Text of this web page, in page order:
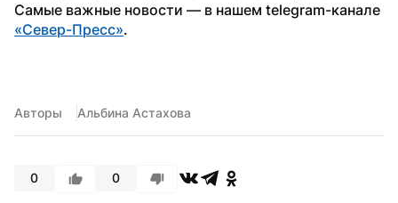
«Север-Пресс».
Авторы Альбина Астахова
0 0